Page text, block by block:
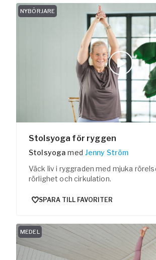
NYBÖRJARE
Stolsyoga för ryggen
Stolsyoga med Jenny Ström
Väck liv i ryggraden med mjuka
rörlighet och cirkulation.
SPARA TILL FAVORITER
MEDEL